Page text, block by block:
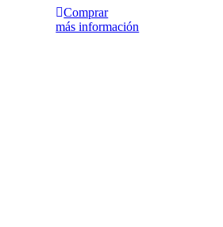
Comprar
más información